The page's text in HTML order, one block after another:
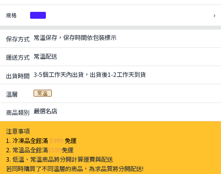
規格 ›
保存方式 常溫保存，保存時間依包裝標示
運送方式 常溫配送
出貨時間 3-5個工作天內出貨，出貨後1-2工作天到貨
溫層 常溫
商品類別 嚴選名店
注意事項
1. 冷凍品全館滿 $999免運
2. 常溫品全館滿$599免運
3.低溫、常溫商品將分開計算運費與配送
若同時購買了不同溫層的商品，為求品質將分開配送!